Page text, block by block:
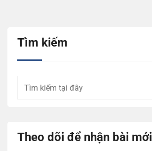
Tìm kiếm
Theo dõi để nhận bài mới